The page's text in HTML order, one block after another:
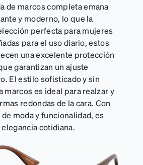
de marcos completa emana
y moderno, lo que la
perfecta para mujeres
para el uso diario, estos
una excelente protección
garantizan un ajuste
El estilo sofisticado y sin
marcos es ideal para realzar y
redondas de la cara. Con
moda y funcionalidad, es
cotidiana.